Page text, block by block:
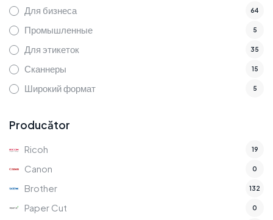
Для бизнеса 64
Промышленные 5
Для этикеток 35
Сканнеры 15
Широкий формат 5
Producător
Ricoh 19
Canon 0
Brother 132
Paper Cut 0